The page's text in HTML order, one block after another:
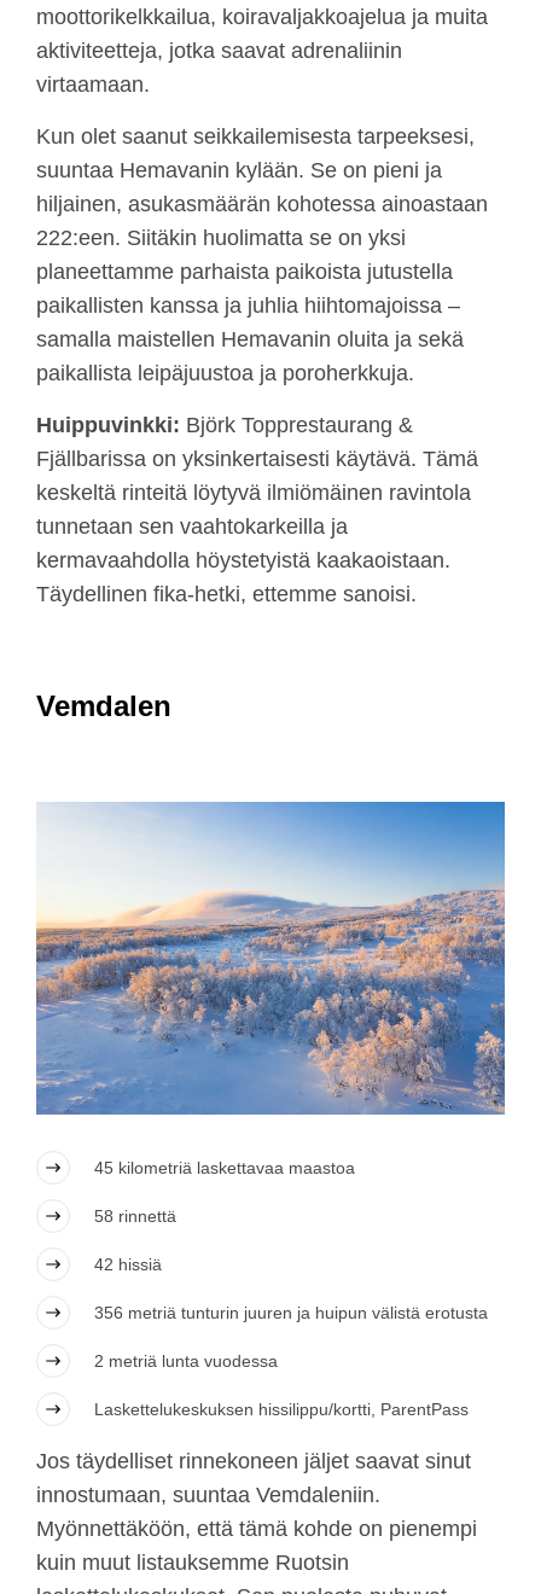
moottorikelkkailua, koiravaljakkoajelua ja muita
aktiviteetteja, jotka saavat adrenaliinin
virtaamaan.
Kun olet saanut seikkailemisesta tarpeeksesi,
suuntaa Hemavanin kylään. Se on pieni ja
hiljainen, asukasmäärän kohotessa ainoastaan
222:een. Siitäkin huolimatta se on yksi
planeettamme parhaista paikoista jutustella
paikallisten kanssa ja juhlia hiihtomajoissa –
samalla maistellen Hemavanin oluita ja sekä
paikallista leipäjuustoa ja poroherkkuja.
Huippuvinkki: Björk Topprestaurang &
Fjällbarissa on yksinkertaisesti käytävä. Tämä
keskeltä rinteitä löytyvä ilmiömäinen ravintola
tunnetaan sen vaahtokarkeilla ja
kermavaahdolla höystetyistä kaakaoistaan.
Täydellinen fika-hetki, ettemme sanoisi.
Vemdalen
45 kilometriä laskettavaa maastoa
58 rinnettä
42 hissiä
356 metriä tunturin juuren ja huipun välistä erotusta
2 metriä lunta vuodessa
Laskettelukeskuksen hissilippu/kortti, ParentPass
Jos täydelliset rinnekoneen jäljet saavat sinut
innostumaan, suuntaa Vemdaleniin.
Myönnettäköön, että tämä kohde on pienempi
kuin muut listauksemme Ruotsin